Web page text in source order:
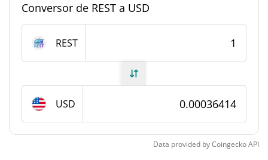
Rango en el mercado #4847
Suministro circulante
Suministro total
1.000.000.000 REST
Conversor de REST a USD
REST
USD
Data provided byCoingeckoAPI